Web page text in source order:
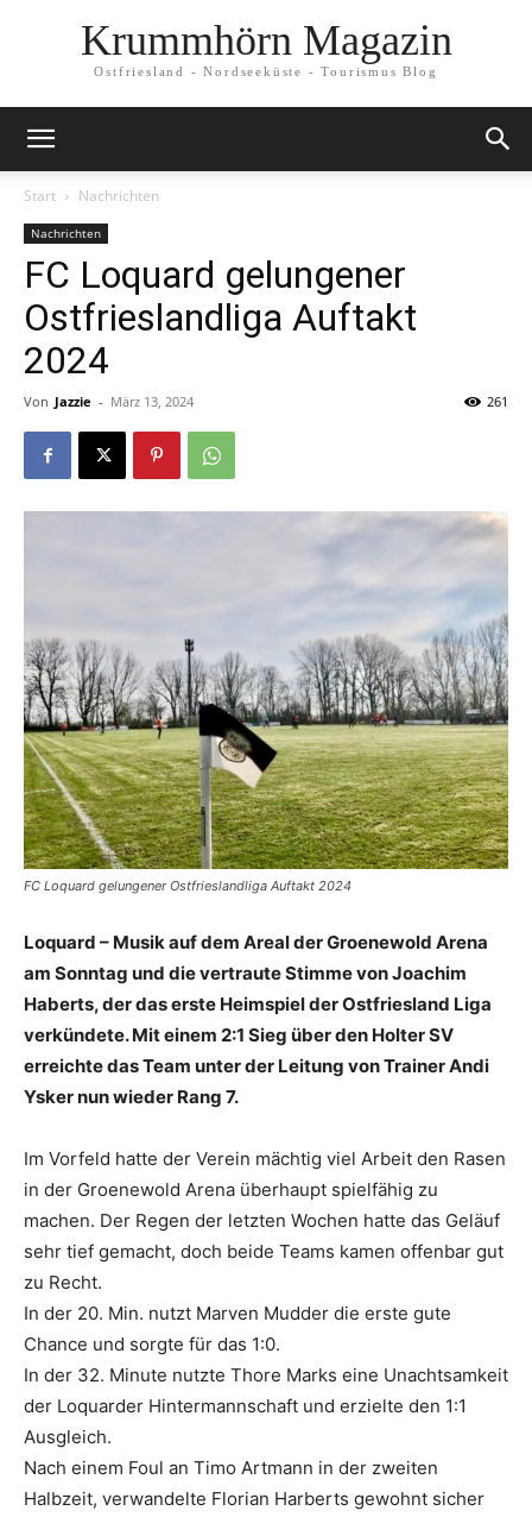
Krummhörn Magazin
Ostfriesland - Nordseeküste - Tourismus Blog
Start Nachrichten
Nachrichten
FC Loquard gelungener
Ostfrieslandliga Auftakt
2024
Von Jazzie - März 13, 2024 261
FC Loquard gelungener Ostfrieslandliga Auftakt 2024
Loquard – Musik auf dem Areal der Groenewold Arena
am Sonntag und die vertraute Stimme von Joachim
Haberts, der das erste Heimspiel der Ostfriesland Liga
verkündete. Mit einem 2:1 Sieg über den Holter SV
erreichte das Team unter der Leitung von Trainer Andi
Ysker nun wieder Rang 7.
Im Vorfeld hatte der Verein mächtig viel Arbeit den Rasen
in der Groenewold Arena überhaupt spielfähig zu
machen. Der Regen der letzten Wochen hatte das Geläuf
sehr tief gemacht, doch beide Teams kamen offenbar gut
zu Recht.
In der 20. Min. nutzt Marven Mudder die erste gute
Chance und sorgte für das 1:0.
In der 32. Minute nutzte Thore Marks eine Unachtsamkeit
der Loquarder Hintermannschaft und erzielte den 1:1
Ausgleich.
Nach einem Foul an Timo Artmann in der zweiten
Halbzeit, verwandelte Florian Harberts gewohnt sicher